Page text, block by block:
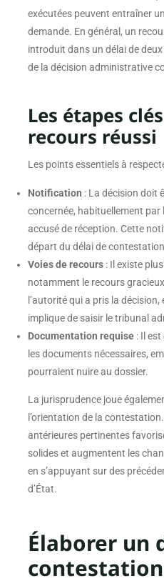
exécutées peuvent entraîner
demande. En général, un
introduit dans un délai de
de la décision administrative
Les étapes
recours réussi
Les points essentiels à
Notification : La décision doit
concernée, habituellement
accusé de réception. Cette
départ du délai de
Voies de recours: Il existe
notamment le recours
l’autorité qui a pris la
implique de saisir le tribunal
Documentation requise: Il est
les documents nécessaires,
pourraient nuire au dossier.
La jurisprudence joue
l’orientation de la
antérieures pertinentes
solides et augmentent les
en s’appuyant sur des
d’État.
Élaborer un